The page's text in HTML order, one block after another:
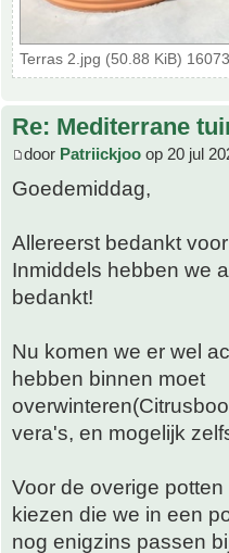
Terras 2.jpg (50.88 KiB)
Re: Mediterrane
door Patriickjoo op 20 jul
Goedemiddag,
Allereerst bedankt
Inmiddels hebben we
bedankt!
Nu komen we er wel
hebben binnen moet
vera's, en mogelijk
Voor de overige
kiezen die we in een
nog enigzins passen